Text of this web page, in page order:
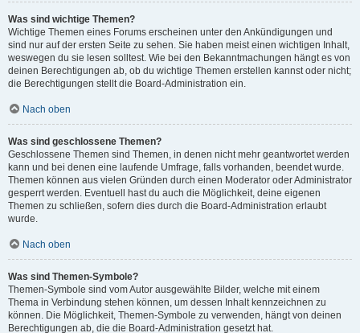
Was sind wichtige Themen?
Wichtige Themen eines Forums erscheinen unter den Ankündigungen und
sind nur auf der ersten Seite zu sehen. Sie haben meist einen wichtigen Inhalt,
weswegen du sie lesen solltest. Wie bei den Bekanntmachungen hängt es von
deinen Berechtigungen ab, ob du wichtige Themen erstellen kannst oder nicht;
die Berechtigungen stellt die Board-Administration ein.
Nach oben
Was sind geschlossene Themen?
Geschlossene Themen sind Themen, in denen nicht mehr geantwortet werden
kann und bei denen eine laufende Umfrage, falls vorhanden, beendet wurde.
Themen können aus vielen Gründen durch einen Moderator oder Administrator
gesperrt werden. Eventuell hast du auch die Möglichkeit, deine eigenen
Themen zu schließen, sofern dies durch die Board-Administration erlaubt
wurde.
Nach oben
Was sind Themen-Symbole?
Themen-Symbole sind vom Autor ausgewählte Bilder, welche mit einem
Thema in Verbindung stehen können, um dessen Inhalt kennzeichnen zu
können. Die Möglichkeit, Themen-Symbole zu verwenden, hängt von deinen
Berechtigungen ab, die die Board-Administration gesetzt hat.